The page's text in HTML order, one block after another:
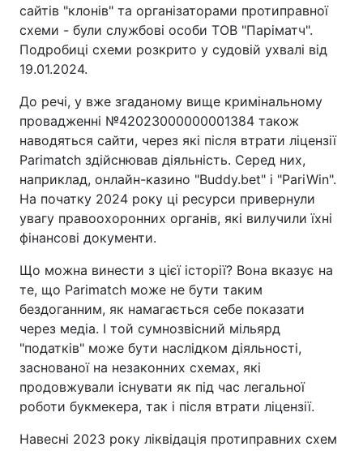
сайтів "клонів" та організаторами протиправної
схеми - були службові особи ТОВ "Паріматч".
Подробиці схеми розкрито у судовій ухвалі від
19.01.2024.
До речі, у вже згаданому вище кримінальному
провадженні №42023000000001384 також
наводяться сайти, через які після втрати ліцензії
Parimatch здійснював діяльність. Серед них,
наприклад, онлайн-казино "Buddy.bet" і "PariWin".
На початку 2024 року ці ресурси привернули
увагу правоохоронних органів, які вилучили їхні
фінансові документи.
Що можна винести з цієї історії? Вона вказує на
те, що Parimatch може не бути таким
бездоганним, як намагається себе показати
через медіа. І той сумнозвісний мільярд
"податків" може бути наслідком діяльності,
заснованої на незаконних схемах, які
продовжували існувати як під час легальної
роботи букмекера, так і після втрати ліцензії.
Навесні 2023 року ліквідація протиправних схем